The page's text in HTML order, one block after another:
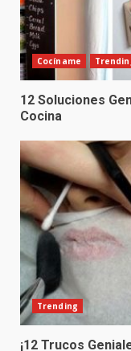
Cocíname
12 Soluciones
Cocina
Trending
¡12 Trucos